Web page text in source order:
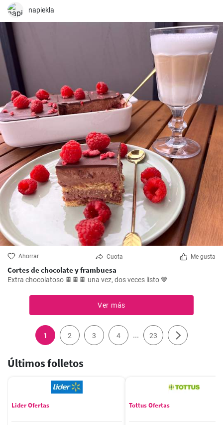
napiekla
Ahorrar Cuota Me gusta
Cortes de chocolate y frambuesa
Extra chocolatoso 🍫🍫🍫 una vez, dos veces listo 🤎
Ver más
1 2 3 4 ... 23
Últimos folletos
Lider Ofertas Tottus Ofertas